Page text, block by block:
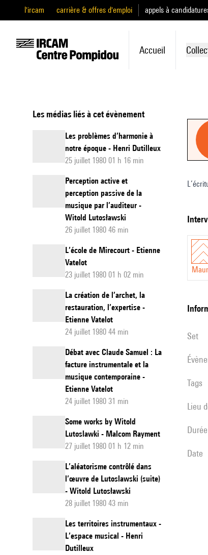
l'ircam carrière & offres d'emploi appels à
Accueil
Les médias liés à cet évènement
Les problèmes d’harmonie à
notre époque - Henri Dutilleux
25 juillet 1980 01 h 16 min
Perception active et
perception passive de la
musique par l’auditeur -
Witold Lutosławski
26 juillet 1980 46 min
L’école de Mirecourt - Etienne
Vatelot
23 juillet 1980 01 h 02 min
La création de l’archet, la
restauration, l’expertise -
Etienne Vatelot
24 juillet 1980 44 min
Débat avec Claude Samuel : La
facture instrumentale et la
musique contemporaine -
Etienne Vatelot
24 juillet 1980 31 min
Some works by Witold
Lutoslawki - Malcom Rayment
27 juillet 1980 01 h 12 min
L’aléatorisme contrôlé dans
l’œuvre de Lutoslawski (suite)
- Witold Lutosławski
28 juillet 1980 43 min
Les territoires instrumentaux -
L’espace musical - Henri
Dutilleux
set
Tags
Lieu
durée
date